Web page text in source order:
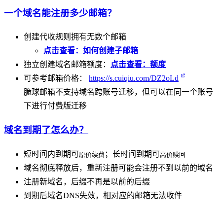
一个域名能注册多少邮箱？
创建代收规则拥有无数个邮箱
点击查看：如何创建子邮箱
独立创建域名邮箱额度：
点击查看：额度
可参考邮箱价格： https://s.cuiqiu.com/DZ2oLd
脆球邮箱不支持域名跨账号迁移，但可以在同一个账号
下进行付费版迁移
域名到期了怎么办？
短时间内到期可原价续费 ；长时间到期可高价赎回
域名彻底释放后，重新注册可能会注册不到以前的域名
注册新域名，后缀不再是以前的后缀
到期后域名DNS失效，相对应的邮箱无法收件